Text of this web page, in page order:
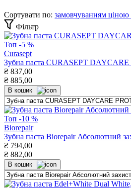
Сортувати по: замовчуванням ціною
Фільтр
Топ -5 %
Curasept
Зубна паста CURASEPT
₴ 837,00
₴ 885,00
В кошик
Топ -10 %
Biorepair
Зубна паста Biorepair Абсолютний
₴ 794,00
₴ 882,00
В кошик